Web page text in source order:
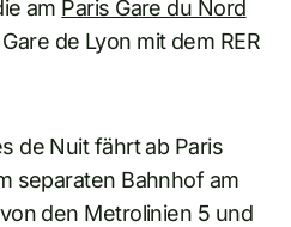
am Paris Gare du Nord
de Lyon mit dem RER
de Nuit fährt ab Paris
separaten Bahnhof am
den Metrolinien 5 und